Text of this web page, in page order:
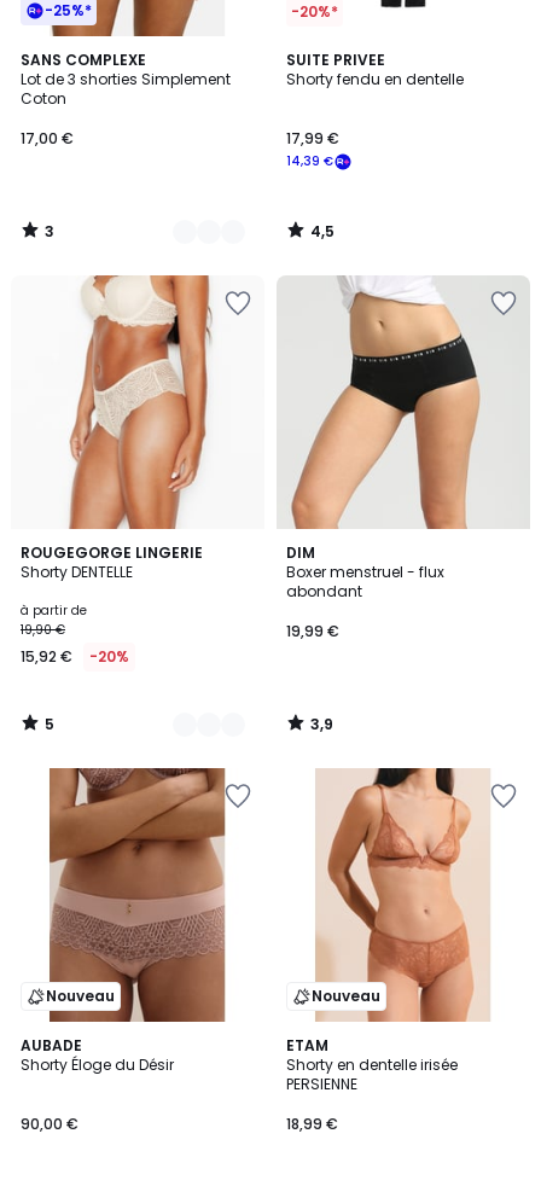
-25%*
SANS COMPLEXE
Lot de 3 shorties Simplement
Coton
17,00 €
3
/
5
2
Couleurs
3
/
-20%*
SUITE PRIVEE
Shorty fendu en dentelle
14,39 €
17,99 €
4,5
/ 5
4,5
/
ROUGEGORGE LINGERIE
Shorty DENTELLE
à partir de
19,90 €
15,92 € -20%
5
/
4
Couleurs
5
/
DIM
Boxer menstruel - flux
abondant
19,99 €
3,9
/ 5
3,9
/
Nouveau
AUBADE
Shorty Éloge du Désir
90,00 €
Nouveau
ETAM
Shorty en dentelle irisée
PERSIENNE
18,99 €
3
Couleurs